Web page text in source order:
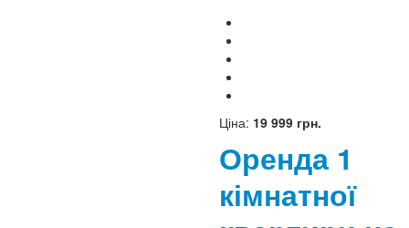
Ціна: 19 999 грн.
Оренда 1
кімнатної